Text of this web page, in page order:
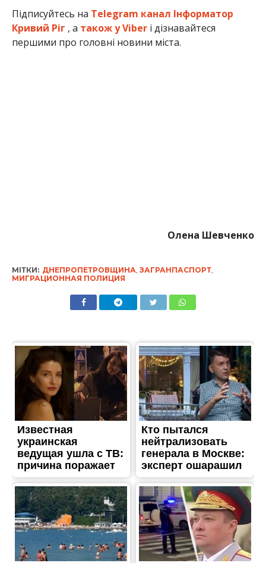
Підписуйтесь на Telegram канал Інформатор
Кривий Ріг , а також у Viberі дізнавайтеся
першими про головні новини міста.
Олена Шевченко
МІТКИ: ДНЕПРОПЕТРОВЩИНА ЗАГРАНПАСПОРТ,
МИГРАЦИОННАЯ ПОЛИЦИЯ